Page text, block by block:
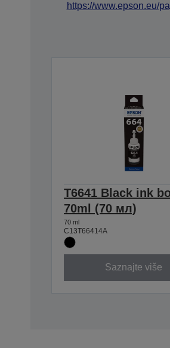
https://www.epson.eu/
T6641 Black ink
70ml (70 мл)
70 ml
C13T66414A
Saznajte više